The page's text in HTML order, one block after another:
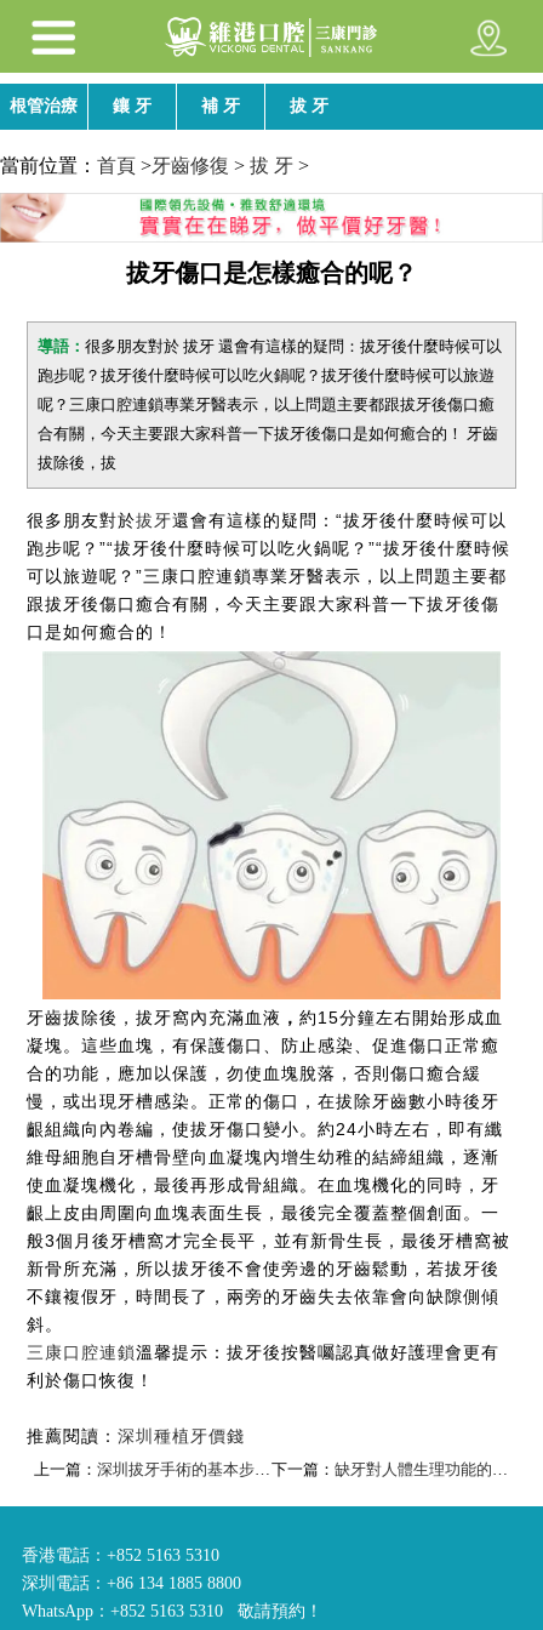
根管治療 鑲 牙 補 牙 拔 牙
當前位置： 首頁 >牙齒修復 > 拔 牙 >
拔牙傷口是怎樣癒合的呢？
導語：很多朋友對於 拔牙 還會有這樣的疑問：拔牙後什麼時候可以
跑步呢？拔牙後什麼時候可以吃火鍋呢？拔牙後什麼時候可以旅遊
呢？三康口腔連鎖專業牙醫表示，以上問題主要都跟拔牙後傷口癒
合有關，今天主要跟大家科普一下拔牙後傷口是如何癒合的！ 牙齒
拔除後，拔
很多朋友對於拔牙還會有這樣的疑問：“拔牙後什麼時候可以
跑步呢？”“拔牙後什麼時候可以吃火鍋呢？”“拔牙後什麼時候
可以旅遊呢？”三康口腔連鎖專業牙醫表示，以上問題主要都
跟拔牙後傷口癒合有關，今天主要跟大家科普一下拔牙後傷
口是如何癒合的！
牙齒拔除後，拔牙窩內充滿血液 ，約15分鐘左右開始形成血
凝塊。這些血塊，有保護傷口、防止感染、促進傷口正常癒
合的功能，應加以保護，勿使血塊脫落，否則傷口癒合緩
慢，或出現牙槽感染。正常的傷口，在拔除牙齒數小時後牙
齦組織向內卷編，使拔牙傷口變小。約24小時左右，即有纖
維母細胞自牙槽骨壁向血凝塊內增生幼稚的結締組織，逐漸
使血凝塊機化，最後再形成骨組織。在血塊機化的同時，牙
齦上皮由周圍向血塊表面生長，最後完全覆蓋整個創面。一
般3個月後牙槽窩才完全長平，並有新骨生長，最後牙槽窩被
新骨所充滿，所以拔牙後不會使旁邊的牙齒鬆動，若拔牙後
不鑲複假牙，時間長了，兩旁的牙齒失去依靠會向缺隙側傾
斜。
三康口腔連鎖溫馨提示：拔牙後按醫囑認真做好護理會更有
利於傷口恢復！
推薦閱讀：深圳種植牙價錢
上一篇：深圳拔牙手術的基本步驟是怎樣的呢？ 下一篇： 缺牙對人體生理功能的影響
香港電話：+852 5163 5310
深圳電話：+86 134 1885 8800
WhatsApp：+852 5163 5310 敬請預約！